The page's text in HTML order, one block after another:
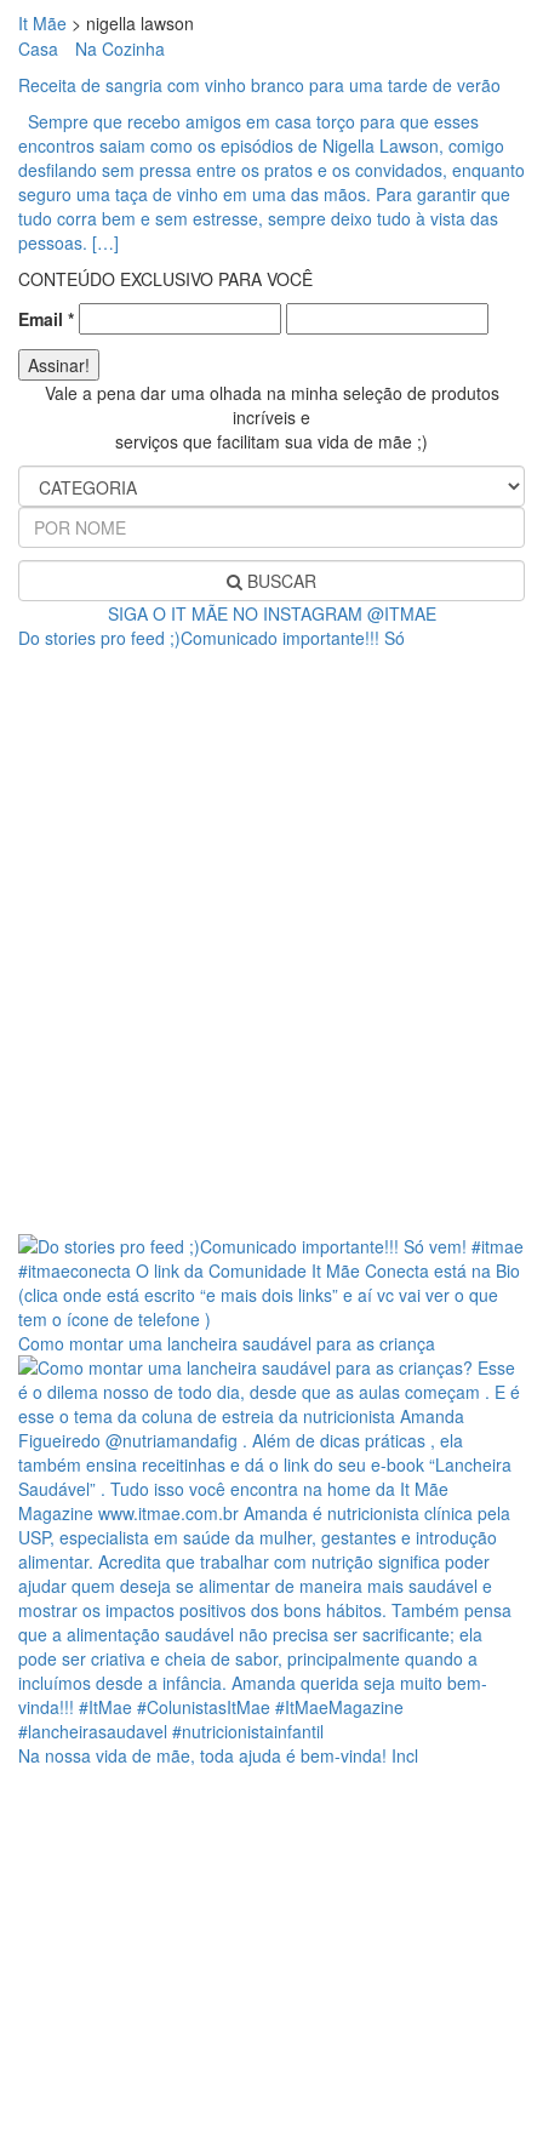
It Mãe > nigella lawson
Casa
Na Cozinha
Receita de sangria com vinho branco para uma tarde de verão
Sempre que recebo amigos em casa torço para que esses
encontros saiam como os episódios de Nigella Lawson, comigo
desfilando sem pressa entre os pratos e os convidados, enquanto
seguro uma taça de vinho em uma das mãos. Para garantir que
tudo corra bem e sem estresse, sempre deixo tudo à vista das
pessoas. […]
CONTEÚDO EXCLUSIVO PARA VOCÊ
Email *
Vale a pena dar uma olhada na minha seleção de produtos
incríveis e
serviços que facilitam sua vida de mãe ;)
BUSCAR
SIGA O IT MÃE NO INSTAGRAM @ITMAE
Do stories pro feed ;)Comunicado importante!!! Só
Como montar uma lancheira saudável para as criança
Na nossa vida de mãe, toda ajuda é bem-vinda! Incl